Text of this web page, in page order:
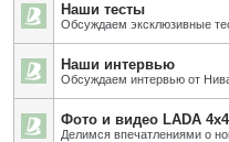
Наши тесты
Обсуждаем эксклюзивные
Наши интервью
Обсуждаем интервью от
Фото и видео LADA 4x4
Делимся впечатлениями о